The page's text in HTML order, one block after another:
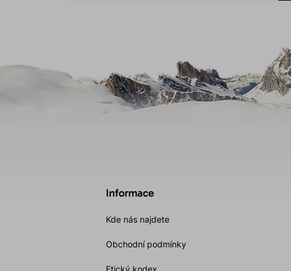
Informace
Kde nás najdete
Obchodní podmínky